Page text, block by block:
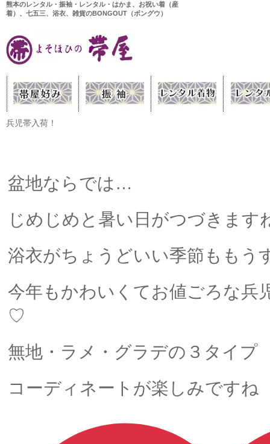
熊本のレンタル・振袖・レンタル・はかま、お祝い着（産
着）、七五三、浴衣、雑貨のBONGOUT（ボングウ）
兵児帯入荷！
盆地ならでは…
じめじめと暑い日がつづきます
浴衣がちょうどいい季節ももう
今年もかわいくてお値ごろな兵
♡
無地・ラメ・グラデの３タイプ
コーディネートが楽しみですね